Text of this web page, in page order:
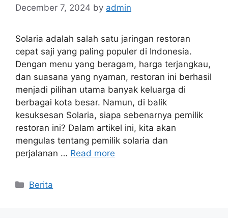
December 7, 2024 by admin
Solaria adalah salah satu jaringan restoran
cepat saji yang paling populer di Indonesia.
Dengan menu yang beragam, harga terjangkau,
dan suasana yang nyaman, restoran ini berhasil
menjadi pilihan utama banyak keluarga di
berbagai kota besar. Namun, di balik
kesuksesan Solaria, siapa sebenarnya pemilik
restoran ini? Dalam artikel ini, kita akan
mengulas tentang pemilik solaria dan
perjalanan … Read more
Categories
Berita